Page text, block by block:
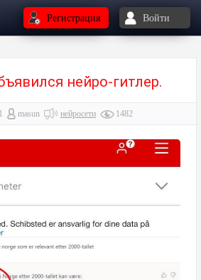
Регистрация Войти
нейро-гитлер.
masun нейросети 1482